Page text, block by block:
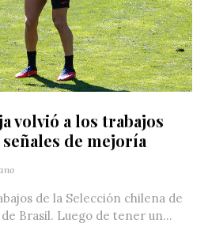
volvió a los trabajos
de mejoría
de la Selección chilena de
Brasil. Luego de tener un...